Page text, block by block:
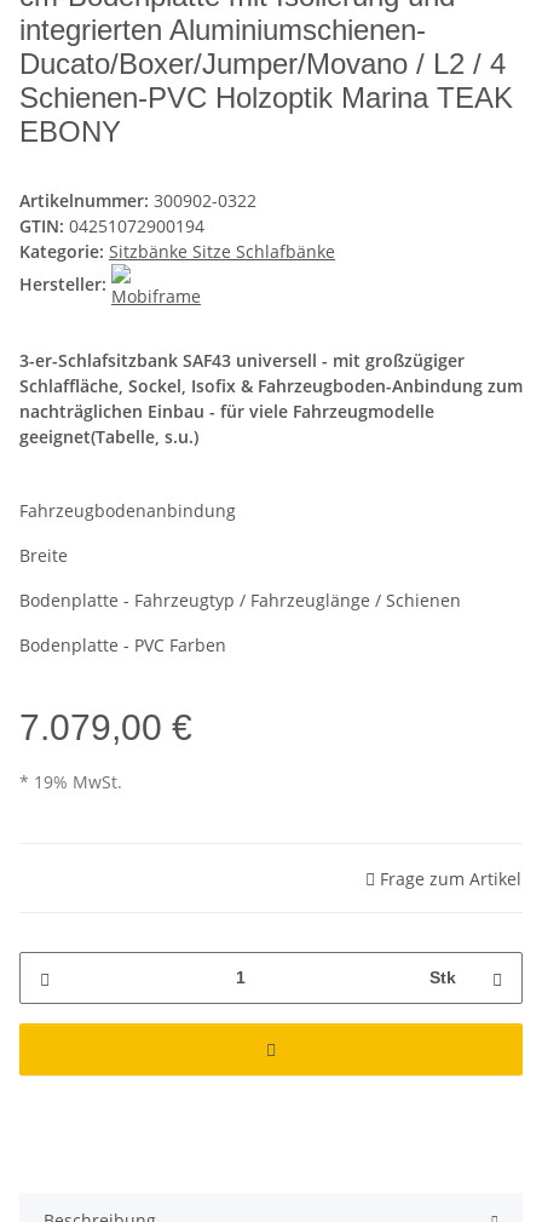
integrierten Aluminiumschienen-
Ducato/Boxer/Jumper/Movano / L2 / 4
Schienen-PVC Holzoptik Marina TEAK
EBONY
Artikelnummer: 300902-0322
GTIN: 04251072900194
Kategorie: Sitzbänke Sitze Schlafbänke
Hersteller:
3-er-Schlafsitzbank SAF43 universell - mit großzügiger
Schlaffläche, Sockel, Isofix & Fahrzeugboden-Anbindung zum
nachträglichen Einbau - für viele Fahrzeugmodelle
geeignet(Tabelle, s.u.)
Fahrzeugbodenanbindung
Breite
Bodenplatte - Fahrzeugtyp / Fahrzeuglänge / Schienen
Bodenplatte - PVC Farben
7.079,00 €
* 19% MwSt.
Frage zum Artikel
Stk